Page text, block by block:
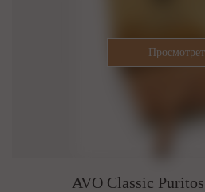
AVO Classic